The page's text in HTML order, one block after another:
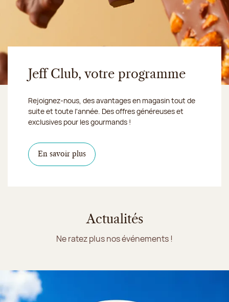
Jeff Club, votre programme
Rejoignez-nous, des avantages en magasin tout de
suite et toute l'année. Des offres généreuses et
exclusives pour les gourmands !
En savoir plus
Actualités
Ne ratez plus nos événements !